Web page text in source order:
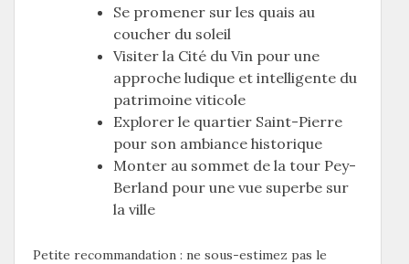
Se promener sur les quais au
coucher du soleil
Visiter la Cité du Vin pour une
approche ludique et intelligente du
patrimoine viticole
Explorer le quartier Saint-Pierre
pour son ambiance historique
Monter au sommet de la tour Pey-
Berland pour une vue superbe sur
la ville
Petite recommandation : ne sous-estimez pas le